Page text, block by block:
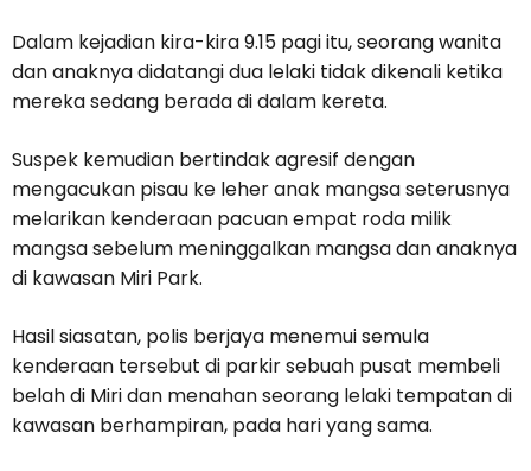
Dalam kejadian kira-kira 9.15 pagi itu, seorang wanita
dan anaknya didatangi dua lelaki tidak dikenali ketika
mereka sedang berada di dalam kereta.
Suspek kemudian bertindak agresif dengan
mengacukan pisau ke leher anak mangsa seterusnya
melarikan kenderaan pacuan empat roda milik
mangsa sebelum meninggalkan mangsa dan anaknya
di kawasan Miri Park.
Hasil siasatan, polis berjaya menemui semula
kenderaan tersebut di parkir sebuah pusat membeli
belah di Miri dan menahan seorang lelaki tempatan di
kawasan berhampiran, pada hari yang sama.